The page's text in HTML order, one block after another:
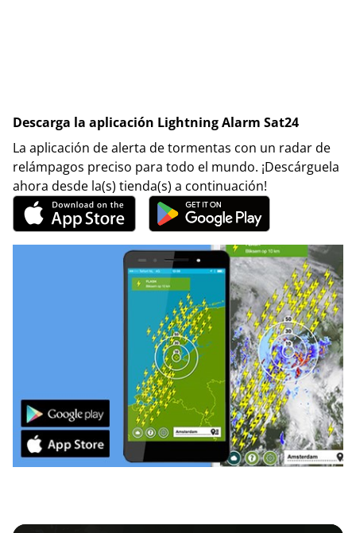
Descarga la aplicación Lightning Alarm Sat24
La aplicación de alerta de tormentas con un radar de
relámpagos preciso para todo el mundo. ¡Descárguela
ahora desde la(s) tienda(s) a continuación!